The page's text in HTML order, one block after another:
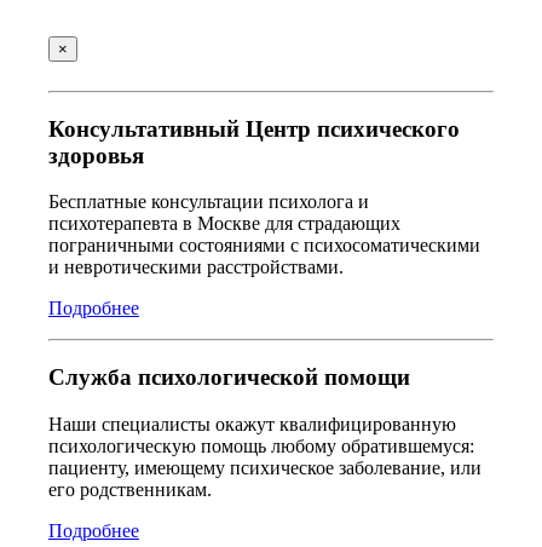
×
Консультативный Центр психического
здоровья
Бесплатные консультации психолога и
психотерапевта в Москве для страдающих
пограничными состояниями с психосоматическими
и невротическими расстройствами.
Подробнее
Служба психологической помощи
Наши специалисты окажут квалифицированную
психологическую помощь любому обратившемуся:
пациенту, имеющему психическое заболевание, или
его родственникам.
Подробнее